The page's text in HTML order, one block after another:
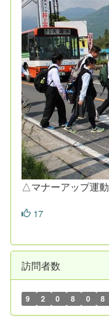
△マナーアップ運動
17
訪問者数
9 2 0 8 0 8